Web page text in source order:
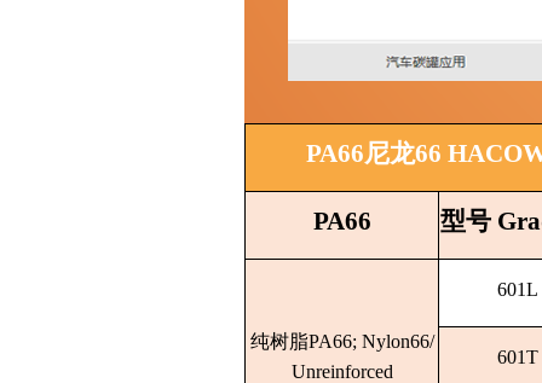
PA66尼龙66
PA66 型号
纯树脂PA66; Nylon66/
Unreinforced
601L
601T